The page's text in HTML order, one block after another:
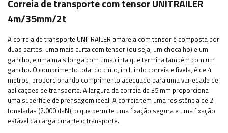
Correia de transporte com tensor UNITRAILER
4m/35mm/2t
A correia de transporte UNITRAILER amarela com tensor é composta por
duas partes: uma mais curta com tensor (ou seja, um chocalho) e um
gancho, e uma mais longa com uma cinta que termina também com um
gancho. O comprimento total do cinto, incluindo correia e fivela, é de 4
metros, proporcionando comprimento adequado para uma variedade de
aplicações de transporte. A largura da correia de 35 mm proporciona
uma superfície de prensagem ideal. A correia tem uma resistência de 2
toneladas (2.000 daN), o que permite uma fixação segura e uma fixação
estável da carga durante o transporte.